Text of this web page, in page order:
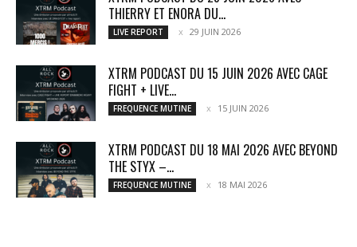
THIERRY ET ENORA DU...
LIVE REPORT 29 JUIN 2026
XTRM PODCAST DU 15 JUIN 2026 AVEC CAGE
FIGHT + LIVE...
FREQUENCE MUTINE 15 JUIN 2026
XTRM PODCAST DU 18 MAI 2026 AVEC BEYOND
THE STYX –...
FREQUENCE MUTINE 18 MAI 2026